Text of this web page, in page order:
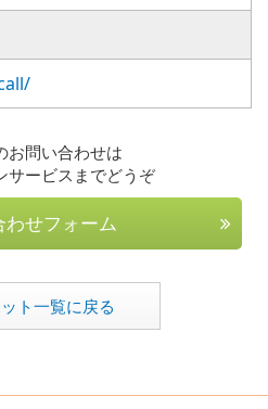
お問い合わせは
サービスまでどうぞ
わせフォーム
ト一覧に戻る